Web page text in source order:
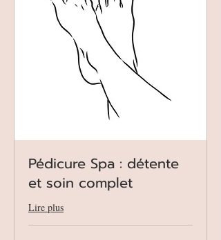
Pédicure Spa : détente
et soin complet
Lire plus